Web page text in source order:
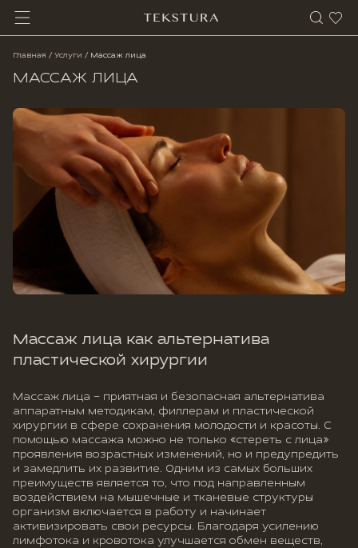
Главная / Услуги / Массаж лица
МАССАЖ ЛИЦА
Массаж лица как альтернатива
пластической хирургии
Массаж лица – приятная и безопасная альтернатива
аппаратным методикам, филлерам и пластической
хирургии в сфере сохранения молодости и красоты. С
помощью массажа можно не только «стереть с лица»
проявления возрастных изменений, но и предупредить
и замедлить их развитие. Одним из самых больших
преимуществ является то, что под направленным
воздействием на мышечные и тканевые структуры
организм включается в работу и начинает
активизировать свои ресурсы. Благодаря усилению
лимфотока и кровотока улучшается обмен веществ,